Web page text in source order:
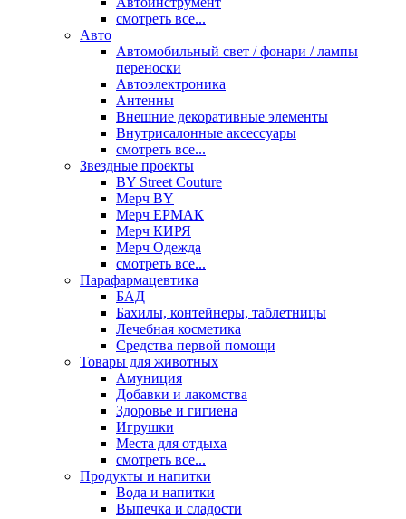
смотреть все...
Авто
Автомобильный свет / фонари / лампы
переноски
Автоэлектроника
Антенны
Внешние декоративные элементы
Внутрисалонные аксессуары
смотреть все...
Звездные проекты
BY Street Couture
Мерч BY
Мерч ЕРМАК
Мерч КИРЯ
Мерч Одежда
смотреть все...
Парафармацевтика
БАД
Бахилы, контейнеры, таблетницы
Лечебная косметика
Средства первой помощи
Товары для животных
Амуниция
Добавки и лакомства
Здоровье и гигиена
Игрушки
Места для отдыха
смотреть все...
Продукты и напитки
Вода и напитки
Выпечка и сладости